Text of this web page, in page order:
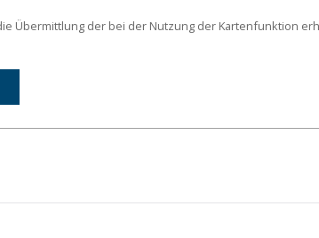
Übermittlung der bei der Nutzung der Kartenfunktion